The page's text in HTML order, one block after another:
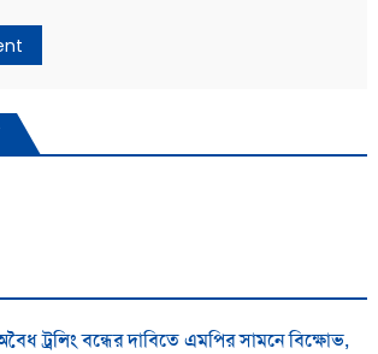
ট্রলিং বন্ধের দাবিতে এমপির সামনে বিক্ষোভ,